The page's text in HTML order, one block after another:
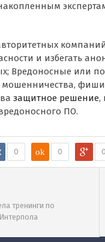
и избегать
Вредоносные или
защитное решение,
ПО.
0 ok 0 0
легальное
для работы с
тренинги по